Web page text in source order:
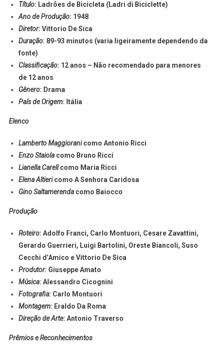
Título: Ladrões de Bicicleta (Ladri di Biciclette)
Ano de Produção: 1948
Diretor: Vittorio De Sica
Duração: 89-93 minutos (varia ligeiramente dependendo da
fonte)
Classificação: 12 anos – Não recomendado para menores
de 12 anos
Gênero: Drama
País de Origem: Itália
Elenco
Lamberto Maggioranicomo Antonio Ricci
Enzo Staiolacomo Bruno Ricci
Lianella Carellcomo Maria Ricci
Elena Altiericomo A Senhora Caridosa
Gino Saltamerendacomo Baiocco
Produção
Roteiro: Adolfo Franci, Carlo Montuori, Cesare Zavattini,
Gerardo Guerrieri, Luigi Bartolini, Oreste Biancoli, Suso
Cecchi d’Amico e Vittorio De Sica
Produtor: Giuseppe Amato
Música: Alessandro Cicognini
Fotografia: Carlo Montuori
Montagem: Eraldo Da Roma
Direção de Arte: Antonio Traverso
Prêmios e Reconhecimentos